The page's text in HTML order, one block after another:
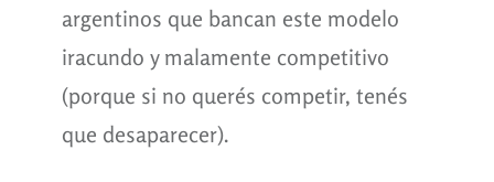
argentinos que bancan este modelo
iracundo y malamente competitivo
(porque si no querés competir, tenés
que desaparecer).